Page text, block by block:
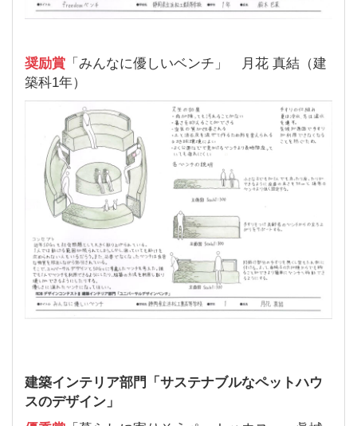
奨励賞 「みんなに優しいベンチ」 月花 真結（建
築科1年）
建築インテリア部門「サステナブルなペットハウ
スのデザイン」